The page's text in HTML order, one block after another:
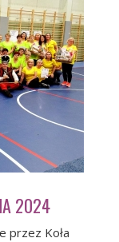
2024
przez Koła